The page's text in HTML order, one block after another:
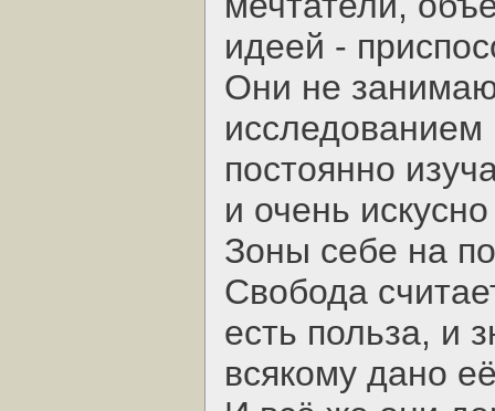
идеей -
Они не
постоянно
и очень
Зоны себе на
Свобода
есть польза, и
всякому дано